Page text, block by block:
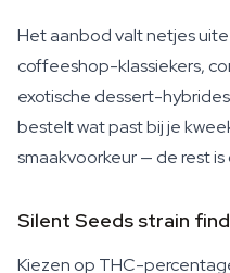
Het aanbod valt netjes
coffeeshop-klassiekers,
exotische dessert-
bestelt wat past bij je
smaakvoorkeur — de rest
Silent Seeds strain
Kiezen op THC-